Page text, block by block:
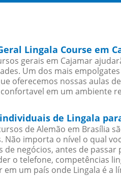
Lingala Course em
gerais em Cajamar
Um dos mais
oferecemos nossas aulas
em um ambiente
de Lingala
de Alemão em Brasília
Não importa o nível o qual
de negócios, antes de
o telefone, competências
em um país onde Lingala é a